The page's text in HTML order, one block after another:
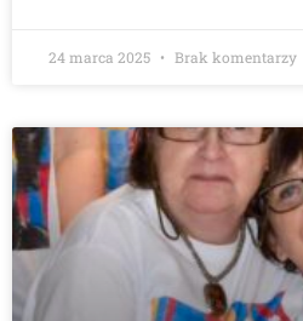
24 marca 2025 Brak komentarzy